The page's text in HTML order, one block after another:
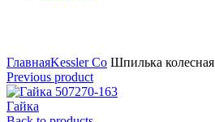
ГлавнаяKessler Co Шпилька колесная
Previous product
Гайка